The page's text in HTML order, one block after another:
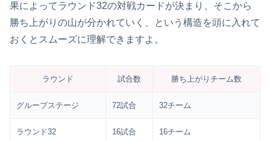
果によってラウンド32の対戦カードが決まり、そこから
勝ち上がりの山が分かれていく、という構造を頭に入れて
おくとスムーズに理解できますよ。
ラウンド 試合数 勝ち上がりチーム数
グループステージ 72試合 32チーム
ラウンド32 16試合 16チーム